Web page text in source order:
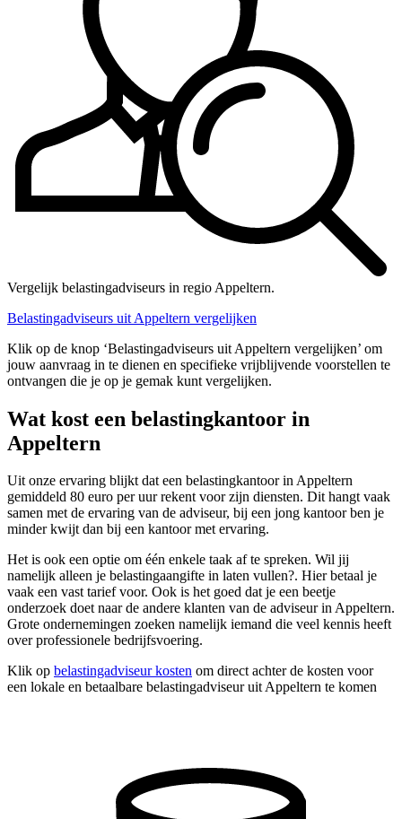
Vergelijk belastingadviseurs in regio Appeltern.
Belastingadviseurs uit Appeltern vergelijken
Klik op de knop ‘Belastingadviseurs uit Appeltern vergelijken’ om
jouw aanvraag in te dienen en specifieke vrijblijvende voorstellen te
ontvangen die je op je gemak kunt vergelijken.
Wat kost een belastingkantoor in
Appeltern
Uit onze ervaring blijkt dat een belastingkantoor in Appeltern
gemiddeld 80 euro per uur rekent voor zijn diensten. Dit hangt vaak
samen met de ervaring van de adviseur, bij een jong kantoor ben je
minder kwijt dan bij een kantoor met ervaring.
Het is ook een optie om één enkele taak af te spreken. Wil jij
namelijk alleen je belastingaangifte in laten vullen?. Hier betaal je
vaak een vast tarief voor. Ook is het goed dat je een beetje
onderzoek doet naar de andere klanten van de adviseur in Appeltern.
Grote ondernemingen zoeken namelijk iemand die veel kennis heeft
over professionele bedrijfsvoering.
Klik op belastingadviseur kosten om direct achter de kosten voor
een lokale en betaalbare belastingadviseur uit Appeltern te komen